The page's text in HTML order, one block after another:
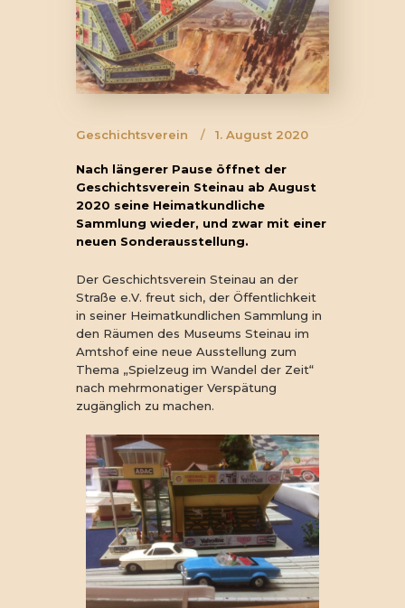
Geschichtsverein 1. August 2020
Nach längerer Pause öffnet der
Geschichtsverein Steinau ab August
2020 seine Heimatkundliche
Sammlung wieder, und zwar mit einer
neuen Sonderausstellung.
Der Geschichtsverein Steinau an der
Straße e.V. freut sich, der Öffentlichkeit
in seiner Heimatkundlichen Sammlung in
den Räumen des Museums Steinau im
Amtshof eine neue Ausstellung zum
Thema „Spielzeug im Wandel der Zeit“
nach mehrmonatiger Verspätung
zugänglich zu machen.